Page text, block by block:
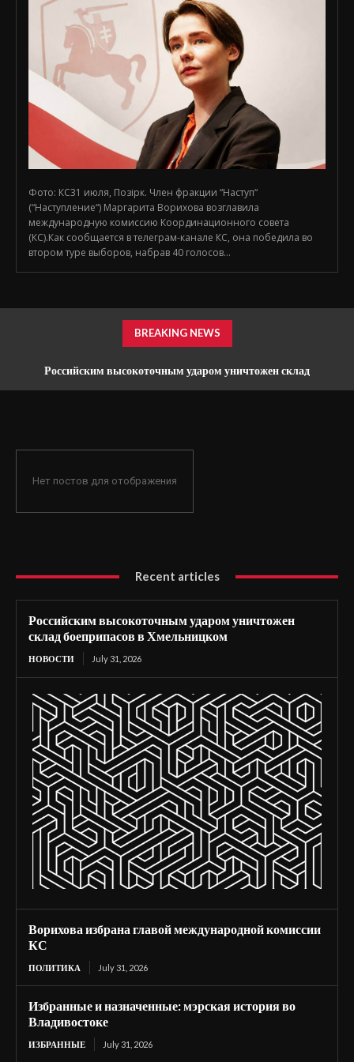
Фото: КС31 июля, Позірк. Член фракции “Наступ“
(“Наступление“) Маргарита Ворихова возглавила
международную комиссию Координационного совета
(КС).Как сообщается в телеграм-канале КС, она победила во
втором туре выборов, набрав 40 голосов...
BREAKING NEWS
Российским высокоточным ударом уничтожен склад
Нет постов для отображения
Recent articles
Российским высокоточным ударом уничтожен
склад боеприпасов в Хмельницком
НОВОСТИ July 31, 2026
Ворихова избрана главой международной комиссии
КС
ПОЛИТИКА July 31, 2026
Избранные и назначенные: мэрская история во
Владивостоке
ИЗБРАННЫЕ July 31, 2026